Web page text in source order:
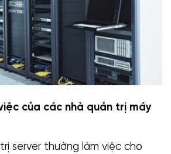
của các nhà quản trị máy
server thường làm việc cho